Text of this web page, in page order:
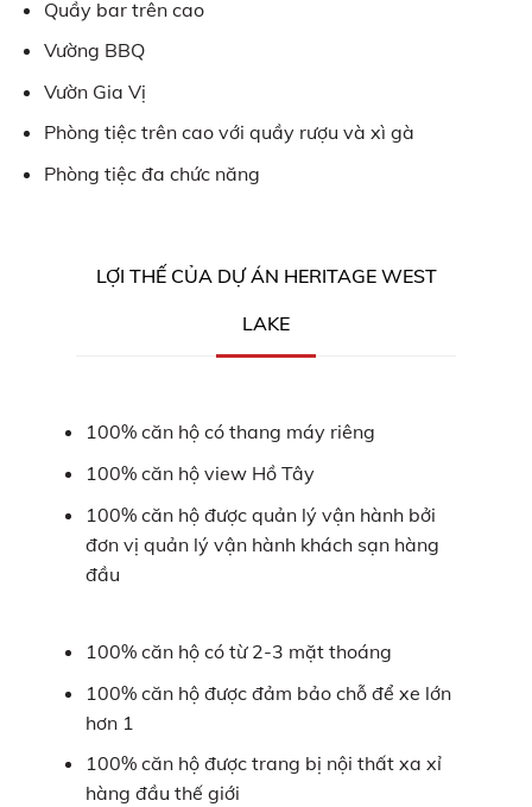
Quầy bar trên cao
Vường BBQ
Vườn Gia Vị
Phòng tiệc trên cao với quầy rượu và xì gà
Phòng tiệc đa chức năng
LỢI THẾ CỦA DỰ ÁN HERITAGE WEST
LAKE
100% căn hộ có thang máy riêng
100% căn hộ view Hồ Tây
100% căn hộ được quản lý vận hành bởi
đơn vị quản lý vận hành khách sạn hàng
đầu
100% căn hộ có từ 2-3 mặt thoáng
100% căn hộ được đảm bảo chỗ để xe lớn
hơn 1
100% căn hộ được trang bị nội thất xa xỉ
hàng đầu thế giới